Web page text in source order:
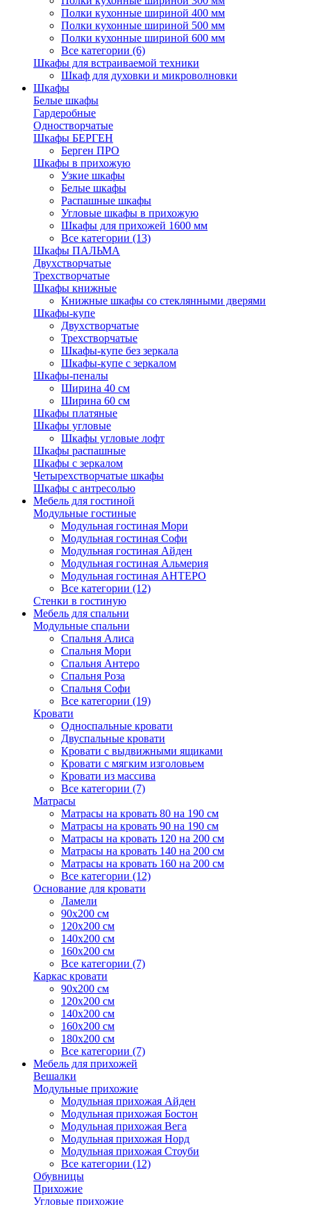
Полки кухонные шириной 400 мм
Полки кухонные шириной 500 мм
Полки кухонные шириной 600 мм
Все категории (6)
Шкафы для встраиваемой техники
Шкаф для духовки и микроволновки
Шкафы
Белые шкафы
Гардеробные
Одностворчатые
Шкафы БЕРГЕН
Берген ПРО
Шкафы в прихожую
Узкие шкафы
Белые шкафы
Распашные шкафы
Угловые шкафы в прихожую
Шкафы для прихожей 1600 мм
Все категории (13)
Шкафы ПАЛЬМА
Двухстворчатые
Трехстворчатые
Шкафы книжные
Книжные шкафы со стеклянными дверями
Шкафы-купе
Двухстворчатые
Трехстворчатые
Шкафы-купе без зеркала
Шкафы-купе с зеркалом
Шкафы-пеналы
Ширина 40 см
Ширина 60 см
Шкафы платяные
Шкафы угловые
Шкафы угловые лофт
Шкафы распашные
Шкафы с зеркалом
Четырехстворчатые шкафы
Шкафы с антресолью
Мебель для гостиной
Модульные гостиные
Модульная гостиная Мори
Модульная гостиная Софи
Модульная гостиная Айден
Модульная гостиная Альмерия
Модульная гостиная АНТЕРО
Все категории (12)
Стенки в гостиную
Мебель для спальни
Модульные спальни
Спальня Алиса
Спальня Мори
Спальня Антеро
Спальня Роза
Спальня Софи
Все категории (19)
Кровати
Односпальные кровати
Двуспальные кровати
Кровати с выдвижными ящиками
Кровати с мягким изголовьем
Кровати из массива
Все категории (7)
Матрасы
Матрасы на кровать 80 на 190 см
Матрасы на кровать 90 на 190 см
Матрасы на кровать 120 на 200 см
Матрасы на кровать 140 на 200 см
Матрасы на кровать 160 на 200 см
Все категории (12)
Основание для кровати
Ламели
90х200 см
120х200 см
140х200 см
160х200 см
Все категории (7)
Каркас кровати
90х200 см
120х200 см
140х200 см
160х200 см
180х200 см
Все категории (7)
Мебель для прихожей
Вешалки
Модульные прихожие
Модульная прихожая Айден
Модульная прихожая Бостон
Модульная прихожая Вега
Модульная прихожая Норд
Модульная прихожая Стоуби
Все категории (12)
Обувницы
Прихожие
Угловые прихожие